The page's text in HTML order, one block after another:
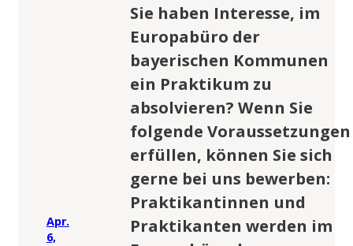
Apr.
6,
Sie haben Interesse, im
Europabüro der
bayerischen Kommunen
ein Praktikum zu
absolvieren? Wenn Sie
folgende Voraussetzungen
erfüllen, können Sie sich
gerne bei uns bewerben:
Praktikantinnen und
Praktikanten werden im